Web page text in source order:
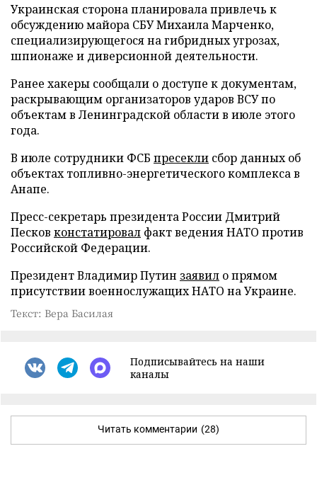
Украинская сторона планировала привлечь к
обсуждению майора СБУ Михаила Марченко,
специализирующегося на гибридных угрозах,
шпионаже и диверсионной деятельности.
Ранее хакеры сообщали о доступе к документам,
раскрывающим организаторов ударов ВСУ по
объектам в Ленинградской области в июле этого
года.
В июле сотрудники ФСБ пресекли сбор данных об
объектах топливно-энергетического комплекса в
Анапе.
Пресс-секретарь президента России Дмитрий
Песков констатировал факт ведения НАТО против
Российской Федерации.
Президент Владимир Путин заявил о прямом
присутствии военнослужащих НАТО на Украине.
Текст: Вера Басилая
Подписывайтесь на наши
каналы
Читать комментарии (28)